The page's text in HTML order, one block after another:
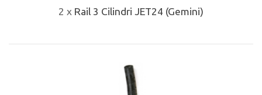
2 x Rail 3 Cilindri JET24 (Gemini)